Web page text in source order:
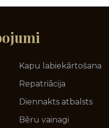
Kapu labiekārtošana
Repatriācija
Diennakts atbalsts
Bēru vainagi